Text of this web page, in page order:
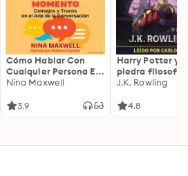
Cómo Hablar Con
Cualquier Persona En
Cualquier Lugar Y En
Nina Maxwell
3.9
Harry Potter y
piedra filosofal
J.K. Rowling
4.8